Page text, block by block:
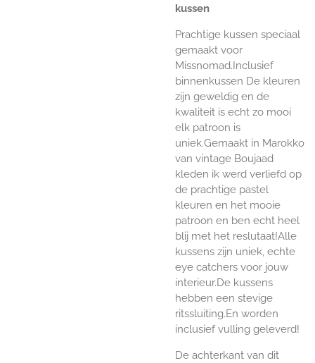
kussen
Prachtige kussen speciaal
gemaakt voor
Missnomad.Inclusief
binnenkussen De kleuren
zijn geweldig en de
kwaliteit is echt zo mooi
elk patroon is
uniek.Gemaakt in Marokko
van vintage Boujaad
kleden ik werd verliefd op
de prachtige pastel
kleuren en het mooie
patroon en ben echt heel
blij met het reslutaat!Alle
kussens zijn uniek, echte
eye catchers voor jouw
interieur.De kussens
hebben een stevige
ritssluiting.En worden
inclusief vulling geleverd!
De achterkant van dit